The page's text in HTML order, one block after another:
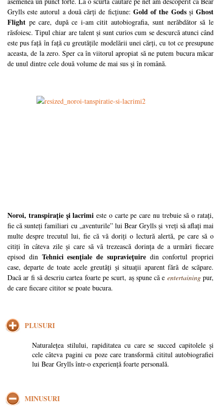
Grylls este autorul a două cărți de ficțiune: Gold of the GodsșiGhost
Flight pe care, după ce i-am citit autobiografia, sunt nerăbdător să le
răsfoiesc. Tipul chiar are talent și sunt curios cum se descurcă atunci când
este pus față în față cu greutățile modelării unei cărți, cu tot ce presupune
aceasta, de la zero. Sper ca în viitorul apropiat să ne putem bucura măcar
de unul dintre cele două volume de mai sus și în română.
Noroi, transpirație și lacrimi este o carte pe care nu trebuie să o ratați,
fie că sunteți familiari cu „aventurile” lui Bear Grylls și vreți să aflați mai
multe despre trecutul lui, fie că vă doriți o lectură alertă, pe care să o
citiți în câteva zile și care să vă trezească dorința de a urmări fiecare
episod din Tehnici esențiale de supraviețuiredin confortul propriei
case, departe de toate acele greutăți și situații aparent fără de scăpare.
Dacă ar fi să descriu cartea foarte pe scurt, aș spune că e entertainingpur,
de care fiecare cititor se poate bucura.
PLUSURI
Naturalețea stilului, rapiditatea cu care se succed capitolele și
cele câteva pagini cu poze care transformă cititul autobiografiei
lui Bear Grylls într-o experiență foarte personală.
MINUSURI